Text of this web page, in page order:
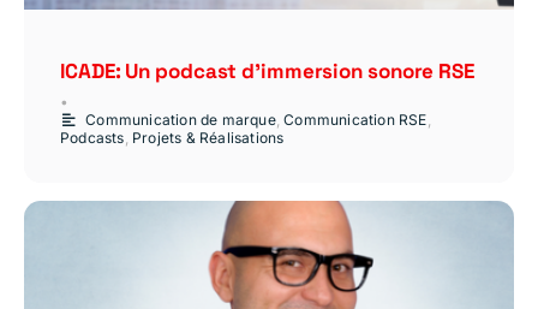
ICADE: Un podcast d’immersion sonore RSE
•
Communication de marque,Communication RSE
Podcasts Projets & Réalisations